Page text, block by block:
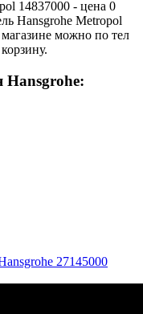
14837000 - цена 0
Hansgrohe Metropol
можно по тел
Hansgrohe:
27145000